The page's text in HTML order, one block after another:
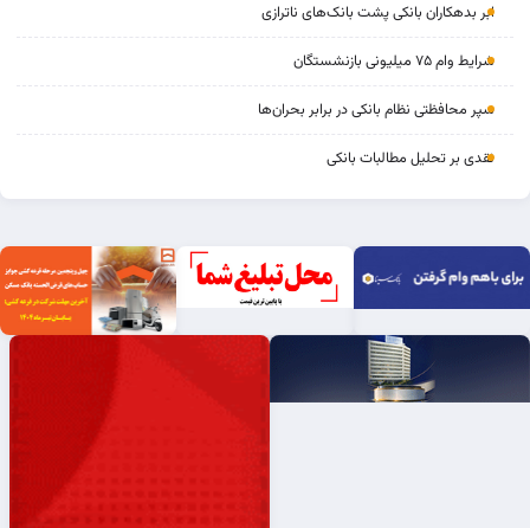
ابر بدهکاران بانکی پشت بانک‌های ناترازی
شرایط وام ۷۵ میلیونی بازنشستگان
سپر محافظتی نظام بانکی در برابر بحران‌ها
نقدی بر تحلیل مطالبات بانکی